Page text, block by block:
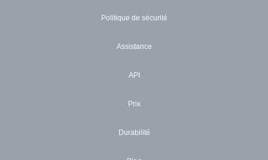
Politique de sécurité
Assistance
API
Prix
Durabilité